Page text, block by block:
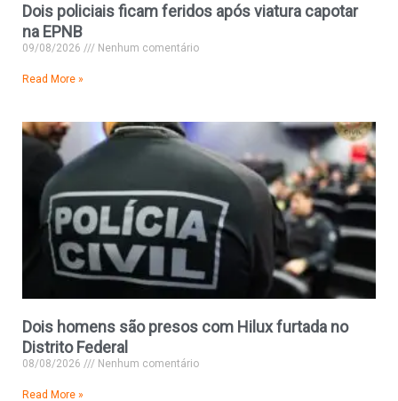
Dois policiais ficam feridos após viatura capotar
na EPNB
09/08/2026 Nenhum comentário
Read More »
Dois homens são presos com Hilux furtada no
Distrito Federal
08/08/2026 Nenhum comentário
Read More »